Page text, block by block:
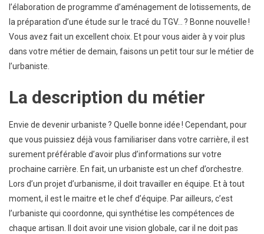
l’élaboration de programme d’aménagement de lotissements, de
la préparation d’une étude sur le tracé du TGV… ? Bonne nouvelle !
Vous avez fait un excellent choix. Et pour vous aider à y voir plus
dans votre métier de demain, faisons un petit tour sur le métier de
l’urbaniste.
La description du métier
Envie de devenir urbaniste ? Quelle bonne idée ! Cependant, pour
que vous puissiez déjà vous familiariser dans votre carrière, il est
surement préférable d’avoir plus d’informations sur votre
prochaine carrière. En fait, un urbaniste est un chef d’orchestre.
Lors d’un projet d’urbanisme, il doit travailler en équipe. Et à tout
moment, il est le maitre et le chef d’équipe. Par ailleurs, c’est
l’urbaniste qui coordonne, qui synthétise les compétences de
chaque artisan. Il doit avoir une vision globale, car il ne doit pas